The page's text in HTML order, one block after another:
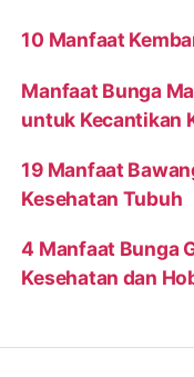
10 Manfaat
Manfaat Bunga
untuk Kecantikan
19 Manfaat
Kesehatan Tubuh
4 Manfaat Bunga
Kesehatan dan